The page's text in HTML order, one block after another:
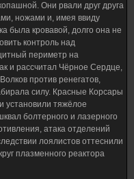
Они рвали друг друга
ножами и, имея ввиду
была кровавой, долго она не
контроль над
периметр на
и рассчитал Чёрное Сердце,
против ренегатов,
силу. Красные Корсары
установили тяжёлое
болтерного и лазерного
атака отделений
лоялистов оттеснили
плазменного реактора